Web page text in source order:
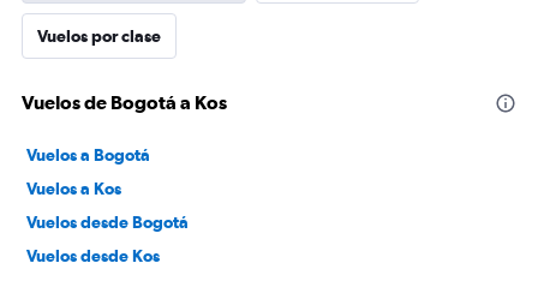
Vuelos por clase
Vuelos de Bogotá a Kos
Vuelos a Bogotá
Vuelos a Kos
Vuelos desde Bogotá
Vuelos desde Kos